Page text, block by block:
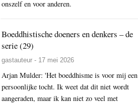
onszelf en voor anderen.
Boeddhistische doeners en denkers – de
serie (29)
gastauteur - 17 mei 2026
Arjan Mulder: 'Het boeddhisme is voor mij een
persoonlijke tocht. Ik weet dat dit niet wordt
aangeraden, maar ik kan niet zo veel met